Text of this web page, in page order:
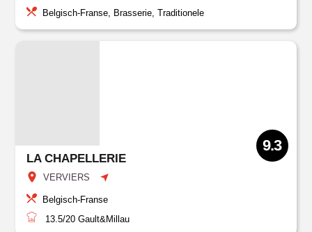
Belgisch-Franse, Brasserie, Traditionele
LA CHAPELLERIE
VERVIERS
9.3
Belgisch-Franse
13.5/20 Gault&Millau